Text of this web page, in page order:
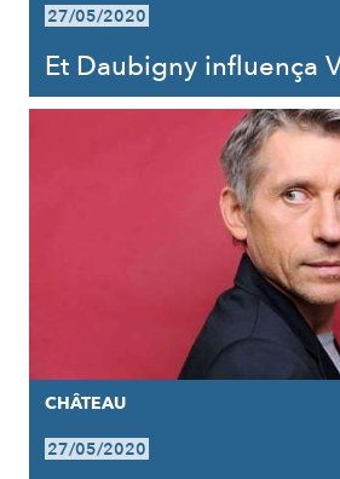
27/05/2020
Et Daubigny influença
CHÂTEAU
27/05/2020